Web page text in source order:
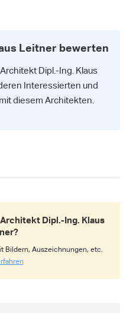
Leitner bewerten
Dipl.-Ing. Klaus
Interessierten und
diesem Architekten.
Dipl.-Ing. Klaus
Bildern, Auszeichnungen, etc.